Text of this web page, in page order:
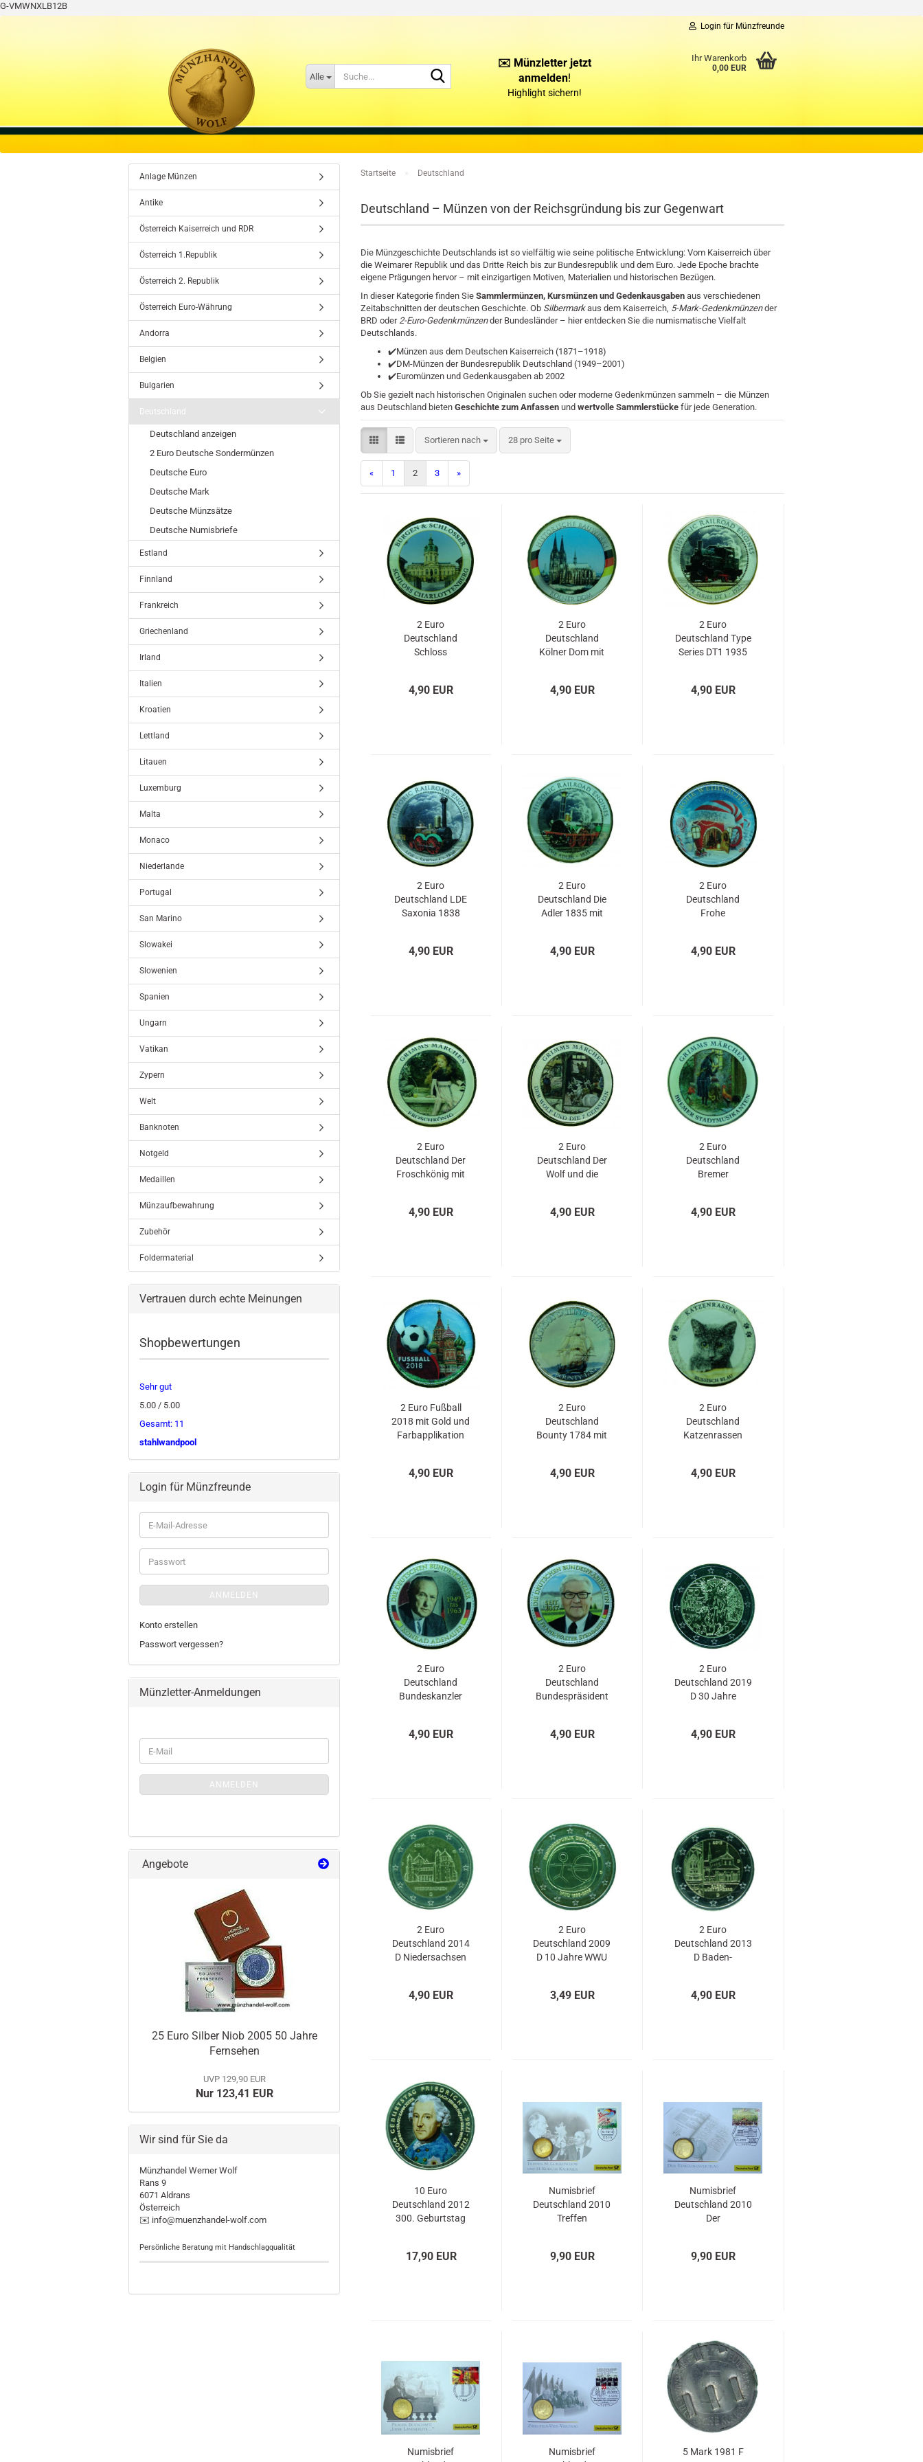
G-VMWNXLB12B
Login für Münzfreunde
Alle
✉️ Münzletter jetzt
anmelden!
Highlight sichern!
Ihr Warenkorb
0,00 EUR
Startseite
» Deutschland
Deutschland – Münzen von der Reichsgründung bis zur Gegenwart
Die Münzgeschichte Deutschlands ist so vielfältig wie seine politische Entwicklung: Vom Kaiserreich über
die Weimarer Republik und das Dritte Reich bis zur Bundesrepublik und dem Euro. Jede Epoche brachte
eigene Prägungen hervor – mit einzigartigen Motiven, Materialien und historischen Bezügen.
In dieser Kategorie finden SieSammlermünzen, Kursmünzen und Gedenkausgaben aus verschiedenen
Zeitabschnitten der deutschen Geschichte. Ob Silbermarkaus dem Kaiserreich, 5-Mark-Gedenkmünzender
BRD oder 2-Euro-Gedenkmünzender Bundesländer – hier entdecken Sie die numismatische Vielfalt
Deutschlands.
✔️Münzen aus dem Deutschen Kaiserreich (1871–1918)
✔️DM-Münzen der Bundesrepublik Deutschland (1949–2001)
✔️Euromünzen und Gedenkausgaben ab 2002
Ob Sie gezielt nach historischen Originalen suchen oder moderne Gedenkmünzen sammeln – die Münzen
aus Deutschland bietenGeschichte zum Anfassen undwertvolle Sammlerstücke für jede Generation.
Sortieren nach
Sortieren nach 28 pro Seite
pro Seite
« 1 2 3 »
2 Euro
Deutschland
Schloss
Farbapplikation
4,90 EUR
2 Euro
Deutschland
Kölner Dom mit
4,90 EUR
2 Euro
Deutschland Type
Series DT1 1935
Farbapplikation
4,90 EUR
2 Euro
Deutschland LDE
Saxonia 1838
Farbapplikation
4,90 EUR
2 Euro
Deutschland Die
Adler 1835 mit
4,90 EUR
2 Euro
Deutschland
Frohe
Farbapplikation
4,90 EUR
2 Euro
Deutschland Der
Froschkönig mit
4,90 EUR
2 Euro
Deutschland Der
Wolf und die
Farbapplikation
4,90 EUR
2 Euro
Deutschland
Bremer
Farbapplikation
4,90 EUR
2 Euro Fußball
2018 mit Gold und
Farbapplikation
4,90 EUR
2 Euro
Deutschland
Bounty 1784 mit
4,90 EUR
2 Euro
Deutschland
Katzenrassen
Farbapplikation
4,90 EUR
2 Euro
Deutschland
Bundeskanzler
Farbapplikation
4,90 EUR
2 Euro
Deutschland
Bundespräsident
Gold und
4,90 EUR
2 Euro
Deutschland 2019
D 30 Jahre
4,90 EUR
2 Euro
Deutschland 2014
D Niedersachsen
4,90 EUR
2 Euro
Deutschland 2009
D 10 Jahre WWU
3,49 EUR
2 Euro
Deutschland 2013
D Baden-
Maulbronn
4,90 EUR
10 Euro
Deutschland 2012
300. Geburtstag
Farbapplikation
17,90 EUR
Numisbrief
Deutschland 2010
Treffen
PP
9,90 EUR
Numisbrief
Deutschland 2010
Der
9,90 EUR
Numisbrief
Numisbrief
5 Mark 1981 F
Anlage Münzen
Antike
Österreich Kaiserreich und RDR
Österreich 1.Republik
Österreich 2. Republik
Österreich Euro-Währung
Andorra
Belgien
Bulgarien
Deutschland
Deutschland anzeigen
2 Euro Deutsche Sondermünzen
Deutsche Euro
Deutsche Mark
Deutsche Münzsätze
Deutsche Numisbriefe
Estland
Finnland
Frankreich
Griechenland
Irland
Italien
Kroatien
Lettland
Litauen
Luxemburg
Malta
Monaco
Niederlande
Portugal
San Marino
Slowakei
Slowenien
Spanien
Ungarn
Vatikan
Zypern
Welt
Banknoten
Notgeld
Medaillen
Münzaufbewahrung
Zubehör
Foldermaterial
Vertrauen durch echte Meinungen
Shopbewertungen
Sehr gut
5.00 / 5.00
Gesamt: 11
stahlwandpool
Login für Münzfreunde
E-
Mail-
Adresse
Passwort
ANMELDEN
Konto erstellen
Passwort vergessen?
Münzletter-Anmeldungen
WEITER
ZUR
E-
Mail
ANMELDEN
Angebote
25 Euro Silber Niob 2005 50 Jahre
Fernsehen
UVP 129,90 EUR
Nur 123,41 EUR
Wir sind für Sie da
Münzhandel Werner Wolf
Rans 9
6071 Aldrans
Österreich
✉️ info@muenzhandel-wolf.com
Persönliche Beratung mit Handschlagqualität